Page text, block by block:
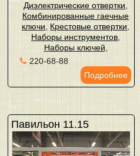
Диэлектрические отвертки
Комбинированные гаечные
ключи
Крестовые отвертки
Наборы инструментов
Наборы ключей
220-68-88
Подробнее
Павильон 11.15